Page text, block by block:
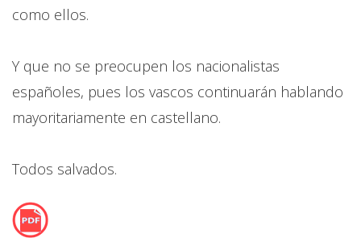
como ellos.
Y que no se preocupen los nacionalistas
españoles, pues los vascos continuarán hablando
mayoritariamente en castellano.
Todos salvados.